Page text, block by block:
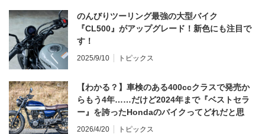
のんびりツーリング最強の大型バイク
『CL500』がアップグレード！新色にも注目で
す！
2025/9/10 トピックス
【わかる？】車検のある400ccクラスで発売か
らもう4年……だけど2024年まで『ベストセラ
ー』を誇ったHondaのバイクってどれだと思
う？
2026/4/20 トピックス